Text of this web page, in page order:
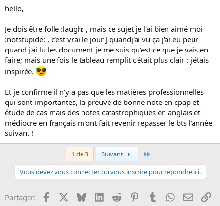
Je répète souvent à mes étudiants quil est très facile de gagner des
points dans les matières professionnelles (actions+cas
cause des matières générales (français et droit).
J'ai rarement vu des étudiants ratés leur BTS à cause d'une
mauvaise note en Action (CPAP/EPS) ou en Cas pratique (ABI/PTP),
par contre j'en vois beaucoup qui le ratent à cause du français.
Ce qui est désolant vu que c'est moi leur prof' (z'avaient qu'à
écouter :tickedoff: !)
hello,
Je dois être folle :laugh: , mais ce sujet je l'ai bien aimé moi
:notstupide: , c'est vrai le jour J quandj'ai vu ça j'ai eu peur
quand j'ai lu les document je me suis qu'est ce que je vais en
faire; mais une fois le tableau remplit c'était plus clair : j'étais
inspirée.
Et je confirme il n'y a pas que les matières professionnelles
qui sont importantes, la preuve de bonne note en cpap et
étude de cas mais des notes catastrophiques en anglais et
médiocre en français m'ont fait revenir repasser le bts l'année
suivant !
1 de 3 Suivant
Vous devez vous connecter ou vous inscrire pour répondre ici.
Partager: Facebook BlueskyLinkedInReddit PinterestTumblrWhatsApp
Email